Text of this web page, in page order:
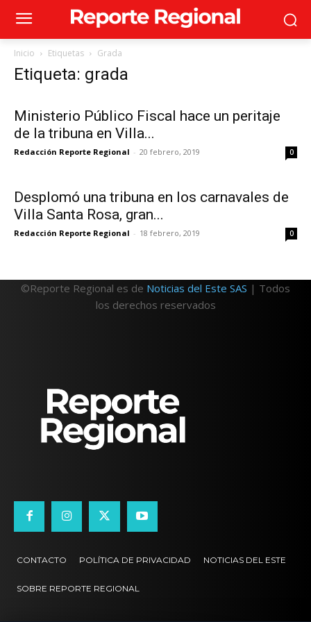
Inicio Etiquetas Grada
Etiqueta: grada
Ministerio Público Fiscal hace un peritaje
de la tribuna en Villa...
Redacción Reporte Regional - 20 febrero, 2019 0
Desplomó una tribuna en los carnavales de
Villa Santa Rosa, gran...
Redacción Reporte Regional - 18 febrero, 2019 0
©Reporte Regional es de Noticias del Este SAS | Todos
los derechos reservados
CONTACTO POLÍTICA DE PRIVACIDAD NOTICIAS DEL ESTE
SOBRE REPORTE REGIONAL